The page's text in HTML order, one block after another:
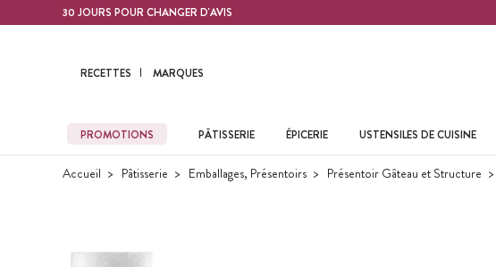
Contenu principal30 JOURS POUR CHANGER D'AVIS
RECETTES MARQUES
PROMOTIONS PÂTISSERIE ÉPICERIE USTENSILES DE CUISINE
Accueil Pâtisserie Emballages, Présentoirs Présentoir Gâteau et Structure